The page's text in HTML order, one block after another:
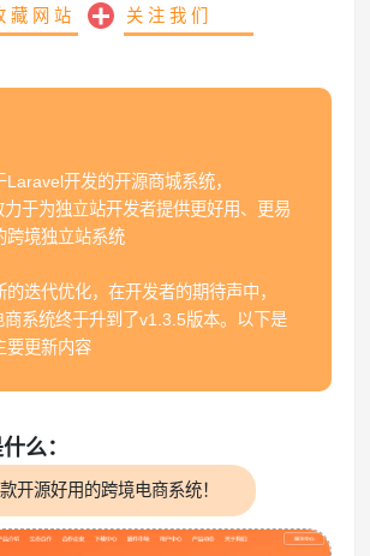
藏网站 关注我们
开发的开源商城系统，
力于为独立站开发者提供更好用、更易
跨境独立站系统
的迭代优化，在开发者的期待声中，
商系统终于升到了v1.3.5版本。以下是
要更新内容
么：
开源好用的跨境电商系统！